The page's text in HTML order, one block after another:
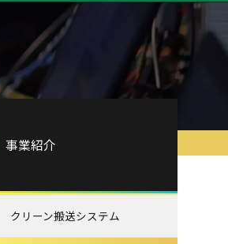
事業紹介
クリーン搬送システム